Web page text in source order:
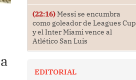
(22:16)Messi se encumbra
como goleador de Leagues Cup
y el Inter Miami vence al
Atlético San Luis
EDITORIAL